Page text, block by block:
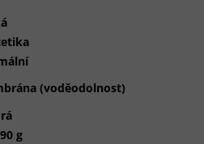
(voděodolnost)
g